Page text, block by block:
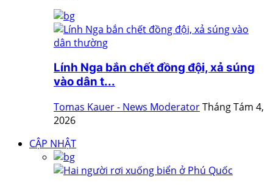
Lính Nga bắn chết đồng đội, xả súng
vào dân t...
Tomas Kauer - News ModeratorTháng Tám 4,
2026
CẬP NHẬT